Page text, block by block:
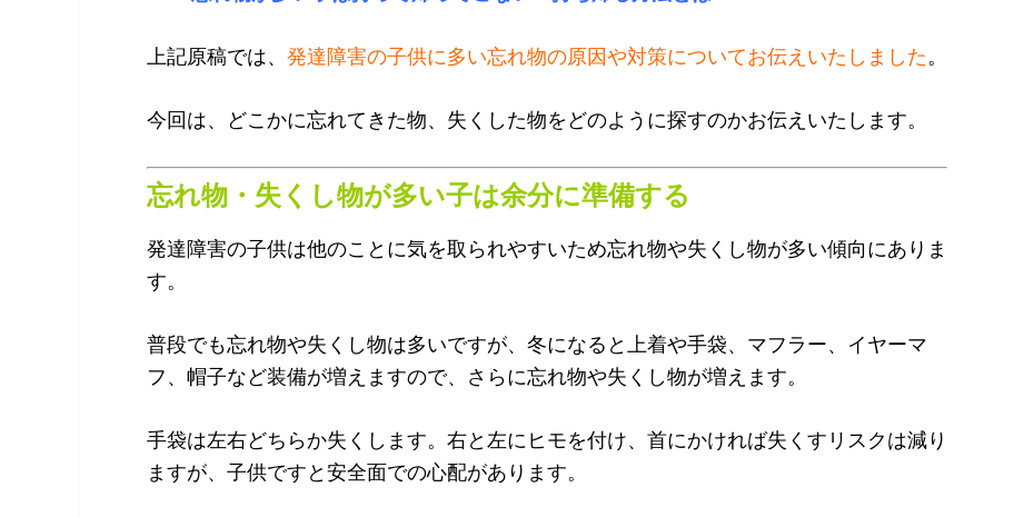
上記原稿では、 発達障害の子供に多い忘れ物の原因や対策についてお伝えいたしました。
今回は、どこかに忘れてきた物、失くした物をどのように探すのかお伝えいたします。
忘れ物・失くし物が多い子は余分に準備する
発達障害の子供は他のことに気を取られやすいため忘れ物や失くし物が多い傾向にありま
す。
普段でも忘れ物や失くし物は多いですが、冬になると上着や手袋、マフラー、イヤーマ
フ、帽子など装備が増えますので、さらに忘れ物や失くし物が増えます。
手袋は左右どちらか失くします。右と左にヒモを付け、首にかければ失くすリスクは減り
ますが、子供ですと安全面での心配があります。